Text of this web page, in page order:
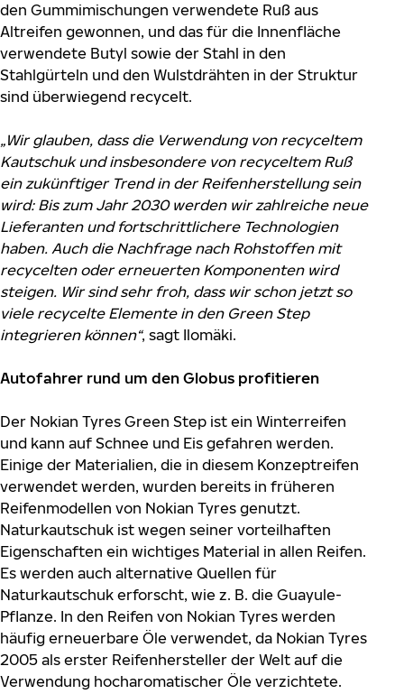
den Gummimischungen verwendete Ruß aus
Altreifen gewonnen, und das für die Innenfläche
verwendete Butyl sowie der Stahl in den
Stahlgürteln und den Wulstdrähten in der Struktur
sind überwiegend recycelt.
„Wir glauben, dass die Verwendung von recyceltem
Kautschuk und insbesondere von recyceltem Ruß
ein zukünftiger Trend in der Reifenherstellung sein
wird: Bis zum Jahr 2030 werden wir zahlreiche neue
Lieferanten und fortschrittlichere Technologien
haben. Auch die Nachfrage nach Rohstoffen mit
recycelten oder erneuerten Komponenten wird
steigen. Wir sind sehr froh, dass wir schon jetzt so
viele recycelte Elemente in den Green Step
integrieren können“, sagt Ilomäki.
Autofahrer rund um den Globus profitieren
Der Nokian Tyres Green Step ist ein Winterreifen
und kann auf Schnee und Eis gefahren werden.
Einige der Materialien, die in diesem Konzeptreifen
verwendet werden, wurden bereits in früheren
Reifenmodellen von Nokian Tyres genutzt.
Naturkautschuk ist wegen seiner vorteilhaften
Eigenschaften ein wichtiges Material in allen Reifen.
Es werden auch alternative Quellen für
Naturkautschuk erforscht, wie z. B. die Guayule-
Pflanze. In den Reifen von Nokian Tyres werden
häufig erneuerbare Öle verwendet, da Nokian Tyres
2005 als erster Reifenhersteller der Welt auf die
Verwendung hocharomatischer Öle verzichtete.